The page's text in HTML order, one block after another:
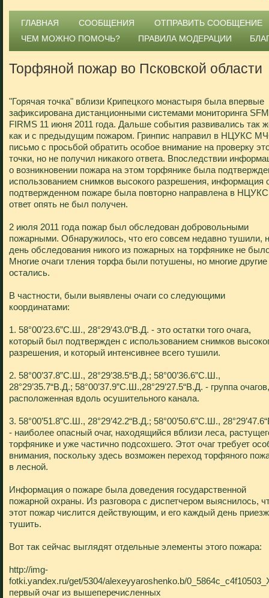
ГЛАВНАЯ СООБЩЕНИЯ
ОТПРАВИТЬ СООБЩЕНИЕ
ЧЕМ МОЖНО ПОМОЧЬ?
ПРАВИЛА МОДЕРАЦИИ
Торфяной пожар во Псковской области
"Горячая точка" вблизи Крипецкого монастыря была впервые
зафиксирована дистанционными системами мониторинга
FIRMS 11 июня 2011 года. Дальше события развивались так
как и с предыдущим пожаром. Гринпис направил в НЦУКС
письмо с просьбой обратить особое внимание на проверку
точки, но не получил никакого ответа. Впоследствии
о возникновении пожара на этом торфянике была
использованием снимков высокого разрешения, информация
подтвержденном пожаре была повторно направлена в
ответ опять не был получен.
2 июля 2011 года пожар был обследован добровольными
пожарными. Обнаружилось, что его совсем недавно тушили,
день обследования никого из пожарных на торфянике не
Многие очаги тления торфа были потушены, но многие другие
остались.
В частности, были выявлены очаги со следующими
координатами:
1. 58°00’23.6”С.Ш., 28°29’43.0“В.Д. - это остатки того очага,
который был подтвержден с использованием снимков
разрешения, и который интенсивнее всего тушили.
2. 58°00’37.8”С.Ш., 28°29’38.5“В.Д.; 58°00’36.6”С.Ш.,
28°29’35.7“В.Д.; 58°00’37.9”С.Ш.,28°29’27.5“В.Д. - группа очагов,
расположенная вдоль осушительного канала.
3. 58°00’51.8”С.Ш., 28°29’42.2“В.Д.; 58°00’50.6”С.Ш.,
- наиболее опасный очаг, находящийся вблизи леса,
торфянике и уже частично подсохшего. Этот очаг требует
внимания, поскольку здесь возможен переход торфяного
в лесной.
Информация о пожаре была доведения государственной
пожарной охраны. Из разговора с диспетчером выяснилось,
этот пожар числится действующим, и его каждый день
тушить.
Вот так сейчас выглядят отдельные элементы этого пожара:
http://img-
fotki.yandex.ru/get/5304/alexeyyaroshenko.b/
первый очаг из вышеперечисленных